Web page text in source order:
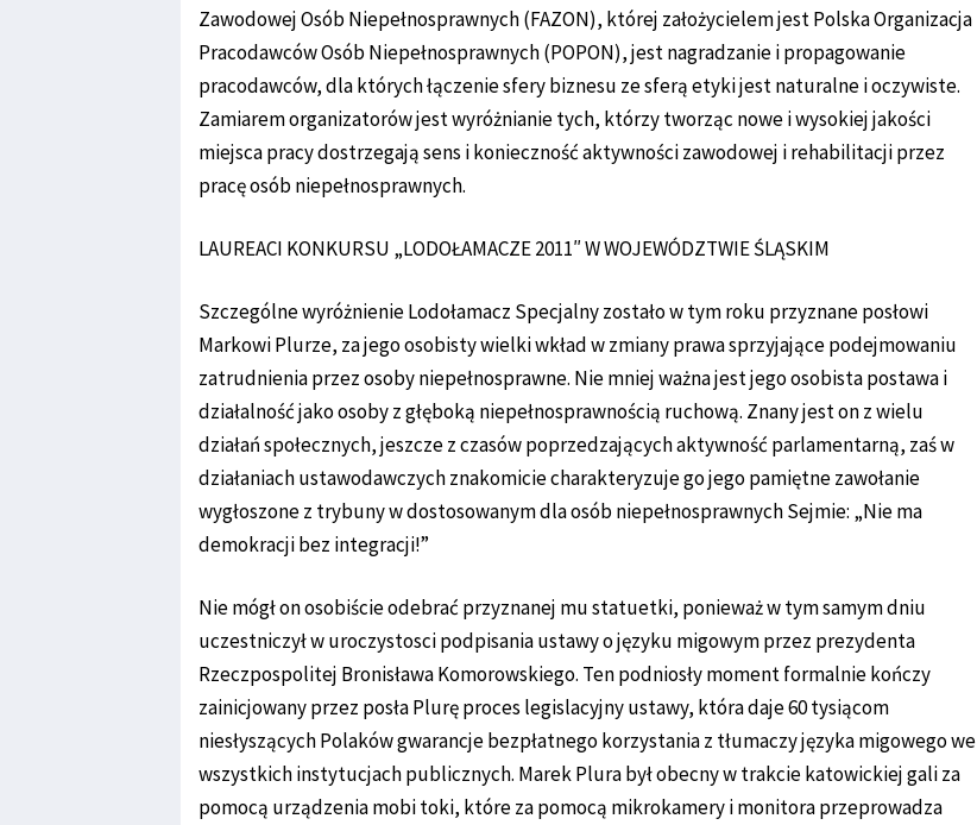
Zawodowej Osób Niepełnosprawnych (FAZON), której założycielem jest Polska Organizacja
Pracodawców Osób Niepełnosprawnych (POPON), jest nagradzanie i propagowanie
pracodawców, dla których łączenie sfery biznesu ze sferą etyki jest naturalne i oczywiste.
Zamiarem organizatorów jest wyróżnianie tych, którzy tworząc nowe i wysokiej jakości
miejsca pracy dostrzegają sens i konieczność aktywności zawodowej i rehabilitacji przez
pracę osób niepełnosprawnych.
LAUREACI KONKURSU „LODOŁAMACZE 2011″W WOJEWÓDZTWIE ŚLĄSKIM
Szczególne wyróżnienie Lodołamacz Specjalny zostało w tym roku przyznane posłowi
Markowi Plurze, za jego osobisty wielki wkład w zmiany prawa sprzyjające podejmowaniu
zatrudnienia przez osoby niepełnosprawne. Nie mniej ważna jest jego osobista postawa i
działalność jako osoby z głęboką niepełnosprawnością ruchową. Znany jest on z wielu
działań społecznych, jeszcze z czasów poprzedzających aktywność parlamentarną, zaś w
działaniach ustawodawczych znakomicie charakteryzuje go jego pamiętne zawołanie
wygłoszone z trybuny w dostosowanym dla osób niepełnosprawnych Sejmie: „Nie ma
demokracji bez integracji!”
Nie mógł on osobiście odebrać przyznanej mu statuetki, ponieważ w tym samym dniu
uczestniczył w uroczystosci podpisania ustawy o języku migowym przez prezydenta
Rzeczpospolitej Bronisława Komorowskiego. Ten podniosły moment formalnie kończy
zainicjowany przez posła Plurę proces legislacyjny ustawy, która daje 60 tysiącom
niesłyszących Polaków gwarancje bezpłatnego korzystania z tłumaczy języka migowego we
wszystkich instytucjach publicznych. Marek Plura był obecny w trakcie katowickiej gali za
pomocą urządzenia mobi toki, które za pomocą mikrokamery i monitora przeprowadza